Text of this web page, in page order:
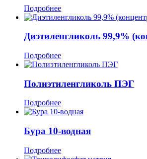
Подробнее
Диэтиленгликоль 99,9%
Подробнее
Полиэтиленгликоль ПЭГ
Подробнее
Бура 10-водная
Подробнее